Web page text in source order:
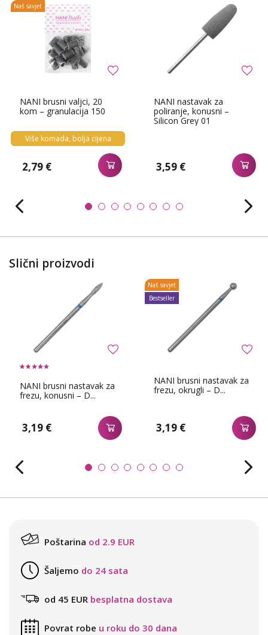
NANI brusni valjci, 20
kom – granulacija 150
Više komada, bolja cijena
2,79 €
Naš savjet
NANI nastavak za
poliranje, konusni –
Silicon Grey 01
3,59 €
Slični proizvodi
NANI brusni nastavak za
frezu, konusni – D...
3,19 €
NANI brusni nastavak za
frezu, okrugli – D...
3,19 €
Naš savjet
Bestseller
Poštarina od 2.9 EUR
Šaljemo do 24 sata
od 45 EUR besplatna dostava
Povrat robe u roku do 30 dana